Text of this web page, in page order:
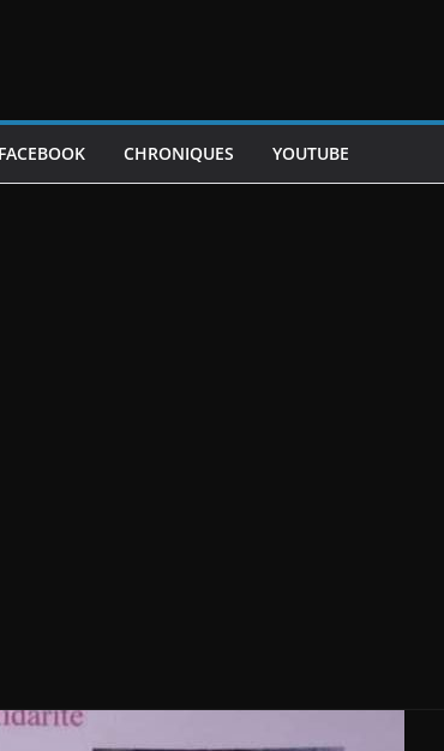
FACEBOOK CHRONIQUES YOUTUBE